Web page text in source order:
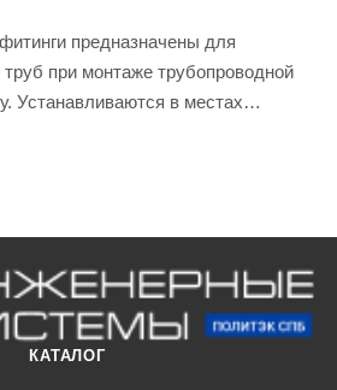
предназначены для
при монтаже трубопроводной
Устанавливаются в местах
КАТАЛОГ